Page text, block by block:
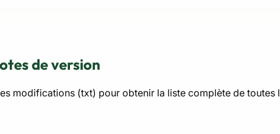
de version
modifications (txt) pour obtenir la liste complète de